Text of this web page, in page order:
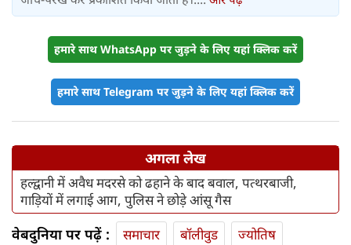
हमारे साथ WhatsApp पर जुड़ने के लिए यहां क्लिक करें
हमारे साथ Telegram पर जुड़ने के लिए यहां क्लिक करें
अगला लेख
हल्द्वानी में अवैध मदरसे को ढहाने के बाद बवाल, पत्थरबाजी,
गाड़ियों में लगाई आग, पुलिस ने छोड़े आंसू गैस
वेबदुनिया पर पढ़ें : समाचार बॉलीवुड
ज्योतिष